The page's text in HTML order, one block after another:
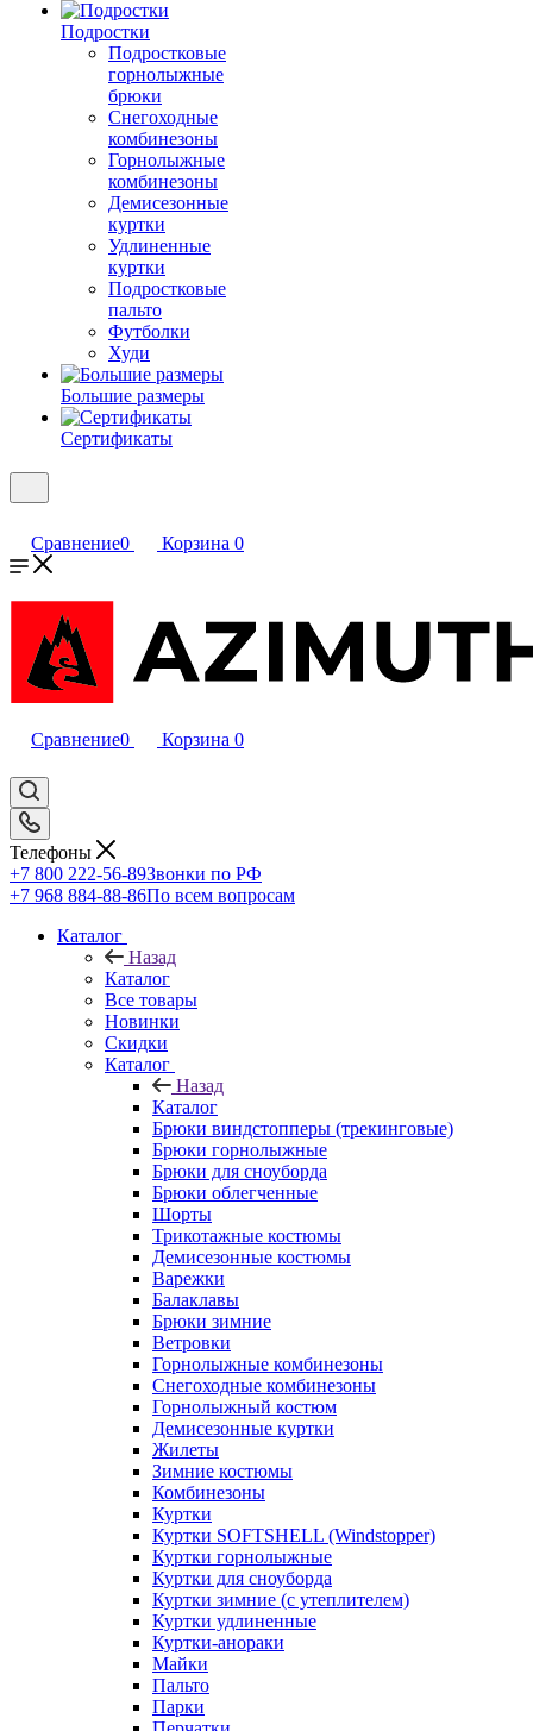
Подростки
Подростковые
горнолыжные
брюки
Снегоходные
комбинезоны
Горнолыжные
комбинезоны
Демисезонные
куртки
Удлиненные
куртки
Подростковые
пальто
Футболки
Худи
Большие размеры
Сертификаты
Сравнение0 Корзина 0
Сравнение0 Корзина 0
Телефоны
+7 800 222-56-89Звонки по РФ
+7 968 884-88-86По всем вопросам
Каталог
Назад
Каталог
Все товары
Новинки
Скидки
Каталог
Назад
Каталог
Брюки виндстопперы (трекинговые)
Брюки горнолыжные
Брюки для сноуборда
Брюки облегченные
Шорты
Трикотажные костюмы
Демисезонные костюмы
Варежки
Балаклавы
Брюки зимние
Ветровки
Горнолыжные комбинезоны
Снегоходные комбинезоны
Горнолыжный костюм
Демисезонные куртки
Жилеты
Зимние костюмы
Комбинезоны
Куртки
Куртки SOFTSHELL (Windstopper)
Куртки горнолыжные
Куртки для сноуборда
Куртки зимние (с утеплителем)
Куртки удлиненные
Куртки-анораки
Майки
Пальто
Парки